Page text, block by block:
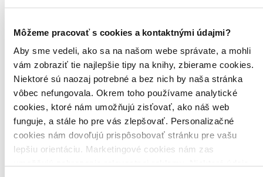
Môžeme pracovať s cookies a kontaktnými údajmi?
Aby sme vedeli, ako sa na našom webe správate, a mohli
vám zobraziť tie najlepšie tipy na knihy, zbierame cookies.
Niektoré sú naozaj potrebné a bez nich by naša stránka
vôbec nefungovala. Okrem toho používame analytické
cookies, ktoré nám umožňujú zisťovať, ako náš web
funguje, a stále ho pre vás zlepšovať. Personalizačné
cookies nám dovoľujú prispôsobovať stránku pre vašu
lepšiu orientáciu. Marketingové cookies nám zas